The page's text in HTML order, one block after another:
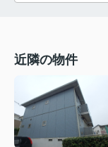
近隣の物件